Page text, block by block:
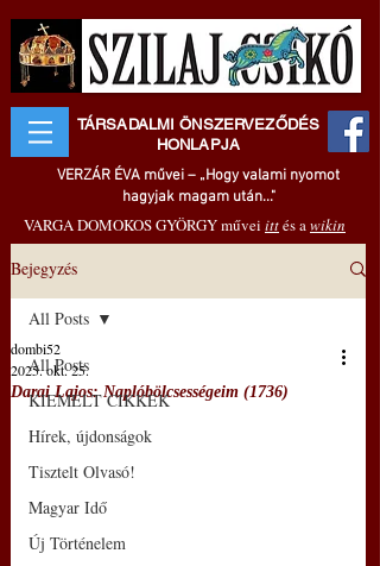
TÁRSADALMI ÖNSZERVEZŐDÉS
HONLAPJA
VERZÁR ÉVA művei – „Hogy valami nyomot
hagyjak magam után..."
VARGA DOMOKOS GYÖRGY művei ittés awikin
Bejegyzés
All Posts
KIEMELT CIKKEK
Hírek, újdonságok
Tisztelt Olvasó!
Magyar Idő
Új Történelem
All Posts
Darai Lajos: Naplóbölcsességeim (1736)
dombi52
2025. okt. 25.